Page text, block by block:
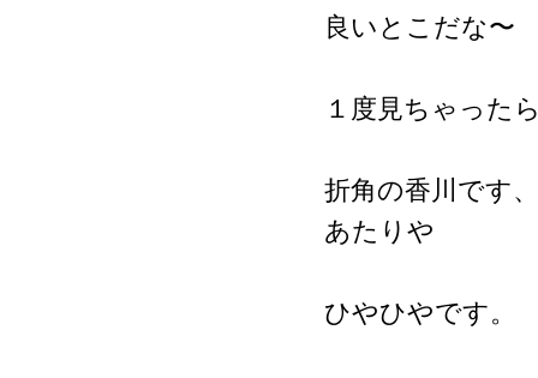
良いとこだな〜
１度見ちゃった
折角の香川です
あたりや
ひやひやです。